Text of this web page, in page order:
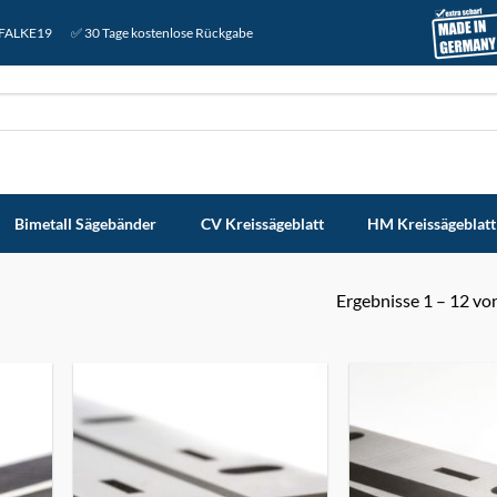
✅ 30 Tage kostenlose Rückgabe
Bimetall Sägebänder CV Kreissägeblatt HM Kreissägeblatt
Ergebnisse 1 – 12